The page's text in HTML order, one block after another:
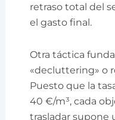
retraso total del
el gasto final.
Otra táctica
«decluttering» o
Puesto que la
40 €/m³, cada
trasladar supone